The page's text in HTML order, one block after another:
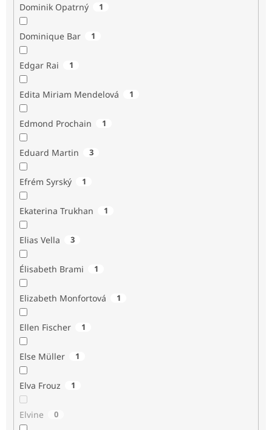
Dominik Opatrný 1
Dominique Bar 1
Edgar Rai 1
Edita Miriam Mendelová 1
Edmond Prochain 1
Eduard Martin 3
Efrém Syrský 1
Ekaterina Trukhan 1
Elias Vella 3
Élisabeth Brami 1
Elizabeth Monfortová 1
Ellen Fischer 1
Else Müller 1
Elva Frouz 1
Elvine 0